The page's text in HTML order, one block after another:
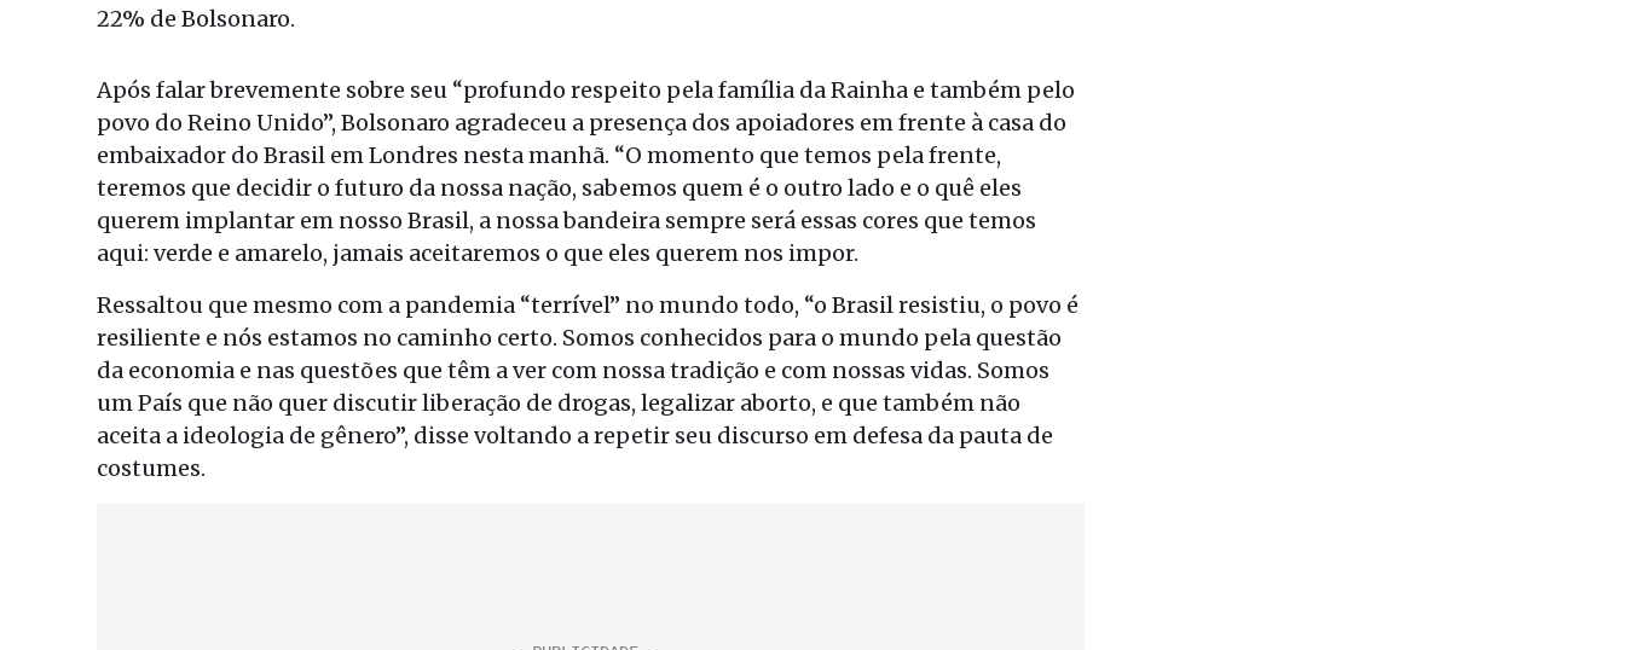
22% de Bolsonaro.
Após falar brevemente sobre seu “profundo respeito pela família da Rainha e também pelo
povo do Reino Unido”, Bolsonaro agradeceu a presença dos apoiadores em frente à casa do
embaixador do Brasil em Londres nesta manhã. “O momento que temos pela frente,
teremos que decidir o futuro da nossa nação, sabemos quem é o outro lado e o quê eles
querem implantar em nosso Brasil, a nossa bandeira sempre será essas cores que temos
aqui: verde e amarelo, jamais aceitaremos o que eles querem nos impor.
Ressaltou que mesmo com a pandemia “terrível” no mundo todo, “o Brasil resistiu, o povo é
resiliente e nós estamos no caminho certo. Somos conhecidos para o mundo pela questão
da economia e nas questões que têm a ver com nossa tradição e com nossas vidas. Somos
um País que não quer discutir liberação de drogas, legalizar aborto, e que também não
aceita a ideologia de gênero”, disse voltando a repetir seu discurso em defesa da pauta de
costumes.